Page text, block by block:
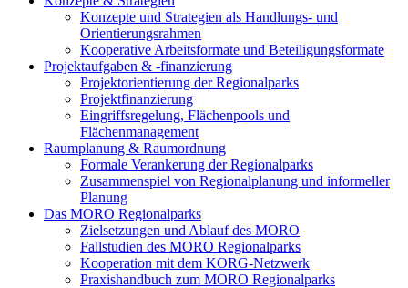
Konzepte und Strategien als Handlungs- und
Orientierungsrahmen
Kooperative Arbeitsformate und Beteiligungsformate
Projektaufgaben & -finanzierung
Projektorientierung der Regionalparks
Projektfinanzierung
Eingriffsregelung, Flächenpools und
Flächenmanagement
Raumplanung & Raumordnung
Formale Verankerung der Regionalparks
Zusammenspiel von Regionalplanung und informeller
Planung
Das MORO Regionalparks
Zielsetzungen und Ablauf des MORO
Fallstudien des MORO Regionalparks
Kooperation mit dem KORG-Netzwerk
Praxishandbuch zum MORO Regionalparks